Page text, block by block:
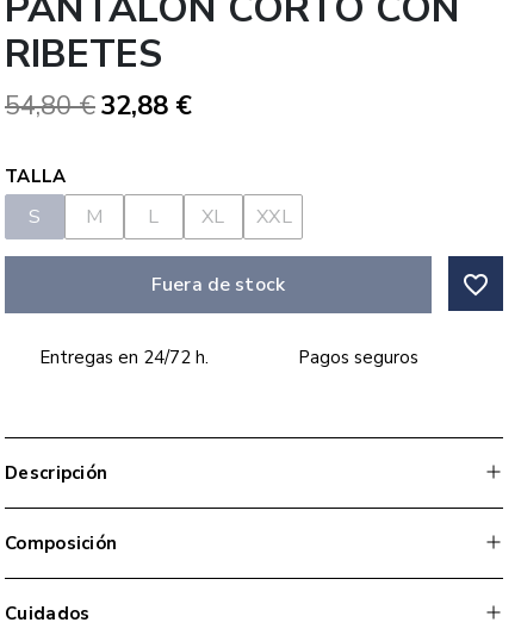
RIBETES
54,80 €32,88 €
TALLA
S M L XL XXL
Fuera de stock favorite_border
Entregas en 24/72 h. Pagos seguros
Descripción
Composición
Cuidados